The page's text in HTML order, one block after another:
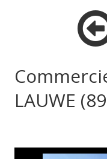
LAUWE